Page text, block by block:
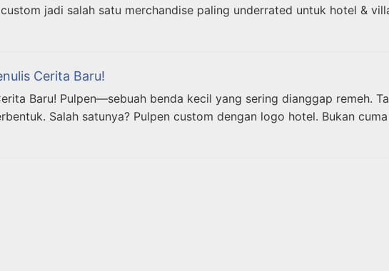
jadi salah satu merchandise paling underrated untuk hotel &
Cerita Baru!
Baru! Pulpen—sebuah benda kecil yang sering dianggap remeh.
Salah satunya? Pulpen custom dengan logo hotel. Bukan